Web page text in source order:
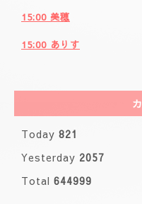
15:00 美穂
15:00 ありす
Today 821
Yesterday 2057
Total 644999